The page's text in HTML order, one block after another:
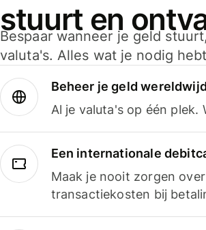
stuurt en
Bespaar wanneer je geld
valuta's. Alles wat je nodig
Beheer je geld wereldwijd
Al je valuta's op één plek.
Een internationale
Maak je nooit zorgen
transactiekosten bij